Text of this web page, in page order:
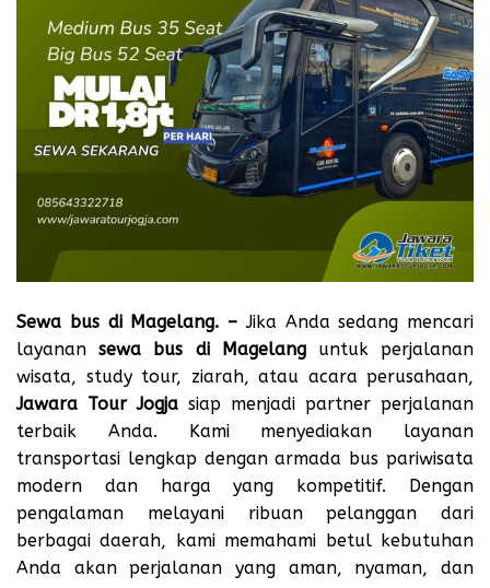
Sewa bus di Magelang. –Jika Anda sedang mencari
layanansewa bus di Magelanguntuk perjalanan
wisata, study tour, ziarah, atau acara perusahaan,
Jawara Tour Jogja siap menjadi partner perjalanan
terbaik Anda. Kami menyediakan layanan
transportasi lengkap dengan armada bus pariwisata
modern dan harga yang kompetitif. Dengan
pengalaman melayani ribuan pelanggan dari
berbagai daerah, kami memahami betul kebutuhan
Anda akan perjalanan yang aman, nyaman, dan